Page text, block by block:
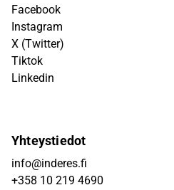
Facebook
Instagram
X (Twitter)
Tiktok
Linkedin
Yhteystiedot
info@inderes.fi
+358 10 219 4690